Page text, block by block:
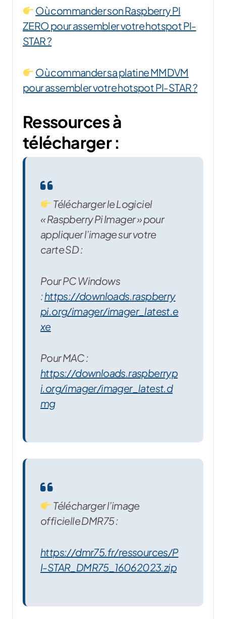
Où commander son Raspberry PI
ZERO pour assembler votre hotspot PI-
STAR ?
Où commander sa platine MMDVM
pour assembler votre hotspot PI-STAR ?
Ressources à
télécharger :
Télécharger le Logiciel
« Raspberry Pi Imager » pour
appliquer l’image sur votre
carte SD :
Pour PC Windows
:https://downloads.raspberry
pi.org/imager/imager_latest.e
xe
Pour MAC :
https://downloads.raspberryp
i.org/imager/imager_latest.d
mg
Télécharger l’image
officielle DMR75 :
https://dmr75.fr/ressources/P
I-STAR_DMR75_16062023.zip